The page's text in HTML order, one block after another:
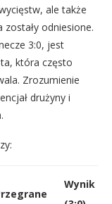
ale także
odniesione.
3:0, jest
która często
Zrozumienie
drużyny i
Wynik